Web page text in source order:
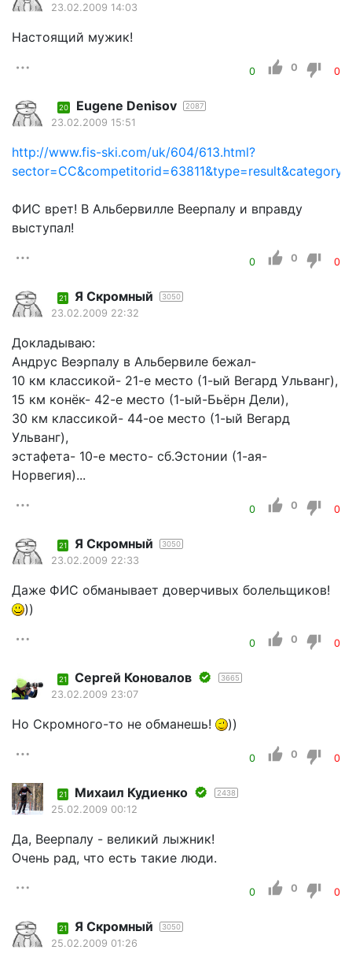
23.02.2009 14:03
Настоящий мужик!
0 0 0
20 Eugene Denisov 2087
23.02.2009 15:51
http://www.fis-ski.com/uk/604/613.html?
ФИС врет! В Альбервилле Веерпалу и вправду
выступал!
0 0 0
21 Я Скромный 3050
23.02.2009 22:32
Докладываю:
Андрус Веэрпалу в Альбервиле бежал-
10 км классикой- 21-е место (1-ый Вегард Ульванг),
15 км конёк- 42-е место (1-ый-Бьёрн Дели),
30 км классикой- 44-ое место (1-ый Вегард
Ульванг),
эстафета- 10-е место- сб.Эстонии (1-ая-
Норвегия)...
0 0 0
21 Я Скромный 3050
23.02.2009 22:33
Даже ФИС обманывает доверчивых болельщиков!
))
0 0 0
21 Сергей Коновалов 3665
23.02.2009 23:07
Но Скромного-то не обманешь! ))
0 0 0
21 Михаил Кудиенко 2438
25.02.2009 00:12
Да, Веерпалу - великий лыжник!
Очень рад, что есть такие люди.
0 0 0
21 Я Скромный 3050
25.02.2009 01:26